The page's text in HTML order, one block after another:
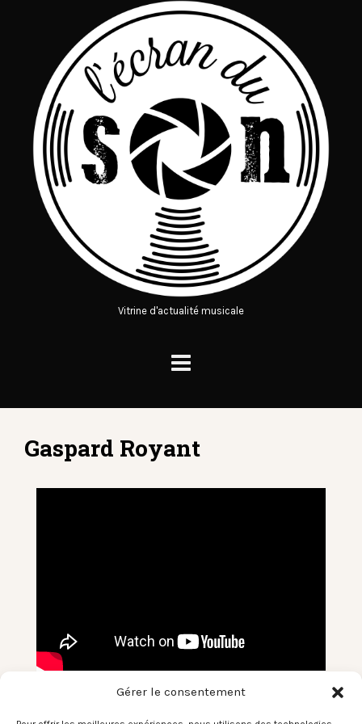
Gérer le consentement
Vitrine d'actualité musicale
Gaspard Royant